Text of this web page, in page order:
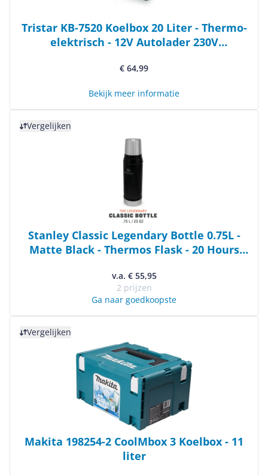
Tristar KB-7520 Koelbox 20 Liter - Thermo-
elektrisch - 12V Autolader 230V
€ 64,99
Bekijk meer informatie
Vergelijken
Stanley Classic Legendary Bottle 0.75L -
Matte Black - Thermos Flask - 20 Hours
v.a. € 55,95
2 prijzen
Ga naar goedkoopste
Vergelijken
Makita 198254-2 CoolMbox 3 Koelbox - 11
liter